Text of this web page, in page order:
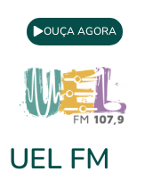
OUÇA AGORA
UEL FM